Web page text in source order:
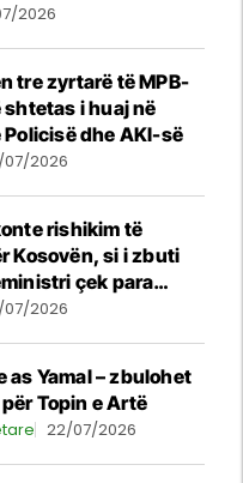
2026
tre zyrtarë të MPB-
shtetas i huaj në
dhe AKI-së
2026
rishikim të
Kosovën, si i zbuti
çek para
2026
as Yamal – zbulohet
Topin e Artë
22/07/2026